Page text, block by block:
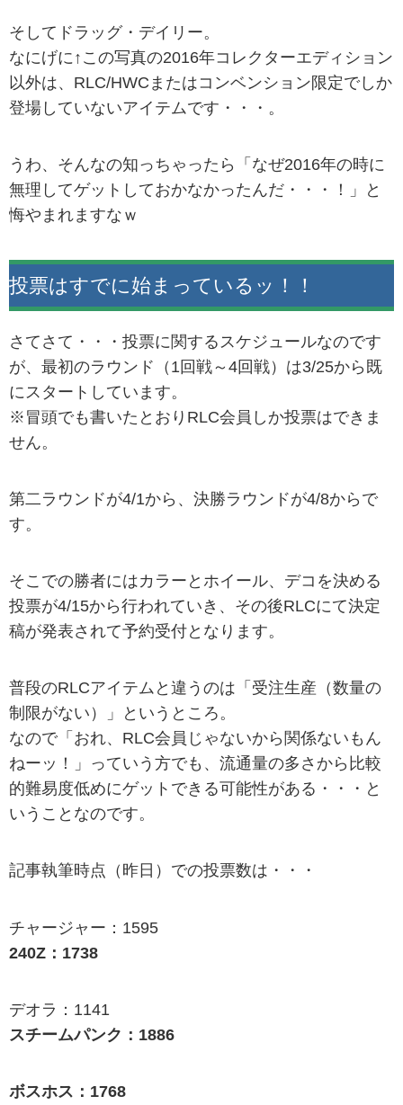
そしてドラッグ・デイリー。
なにげに↑この写真の2016年コレクターエディション
以外は、RLC/HWCまたはコンベンション限定でしか
登場していないアイテムです・・・。
うわ、そんなの知っちゃったら「なぜ2016年の時に
無理してゲットしておかなかったんだ・・・！」と
悔やまれますなｗ
投票はすでに始まっているッ！！
さてさて・・・投票に関するスケジュールなのです
が、最初のラウンド（1回戦～4回戦）は3/25から既
にスタートしています。
※冒頭でも書いたとおりRLC会員しか投票はできま
せん。
第二ラウンドが4/1から、決勝ラウンドが4/8からで
す。
そこでの勝者にはカラーとホイール、デコを決める
投票が4/15から行われていき、その後RLCにて決定
稿が発表されて予約受付となります。
普段のRLCアイテムと違うのは「受注生産（数量の
制限がない）」というところ。
なので「おれ、RLC会員じゃないから関係ないもん
ねーッ！」っていう方でも、流通量の多さから比較
的難易度低めにゲットできる可能性がある・・・と
いうことなのです。
記事執筆時点（昨日）での投票数は・・・
チャージャー：1595
240Z：1738
デオラ：1141
スチームパンク：1886
ボスホス：1768